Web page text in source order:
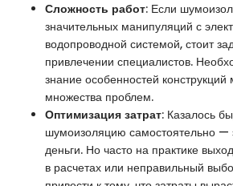
Сложность работ: Если
значительных манипуляций с
водопроводной системой, стоит
привлечении специалистов.
знание особенностей конструкций
множества проблем.
Оптимизация затрат: Казалось
шумоизоляцию самостоятельно —
деньги. Но часто на практике
в расчетах или неправильный